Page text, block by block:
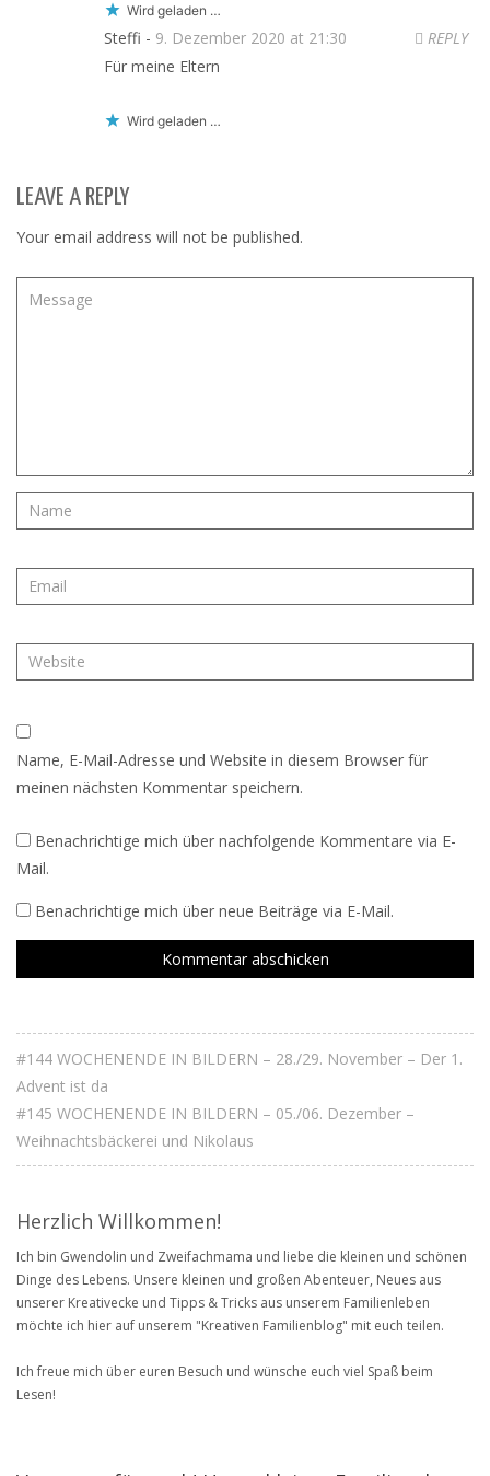
Wird geladen …
Steffi - 9. Dezember 2020 at 21:30
REPLY
Für meine Eltern
Wird geladen …
LEAVE A REPLY
Your email address will not be published.
Name, E-Mail-Adresse und Website in diesem Browser für
meinen nächsten Kommentar speichern.
Benachrichtige mich über nachfolgende Kommentare via E-
Mail.
Benachrichtige mich über neue Beiträge via E-Mail.
#144 WOCHENENDE IN BILDERN – 28./29. November – Der 1.
Advent ist da
#145 WOCHENENDE IN BILDERN – 05./06. Dezember –
Weihnachtsbäckerei und Nikolaus
Herzlich Willkommen!
Ich bin Gwendolin und Zweifachmama und liebe die kleinen und schönen
Dinge des Lebens. Unsere kleinen und großen Abenteuer, Neues aus
unserer Kreativecke und Tipps & Tricks aus unserem Familienleben
möchte ich hier auf unserem "Kreativen Familienblog" mit euch teilen.
Ich freue mich über euren Besuch und wünsche euch viel Spaß beim
Lesen!